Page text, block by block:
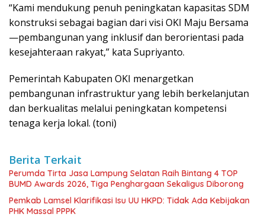
“Kami mendukung penuh peningkatan kapasitas SDM
konstruksi sebagai bagian dari visi OKI Maju Bersama
—pembangunan yang inklusif dan berorientasi pada
kesejahteraan rakyat,” kata Supriyanto.
Pemerintah Kabupaten OKI menargetkan
pembangunan infrastruktur yang lebih berkelanjutan
dan berkualitas melalui peningkatan kompetensi
tenaga kerja lokal. (toni)
Berita Terkait
Perumda Tirta Jasa Lampung Selatan Raih Bintang 4 TOP
BUMD Awards 2026, Tiga Penghargaan Sekaligus Diborong
Pemkab Lamsel Klarifikasi Isu UU HKPD: Tidak Ada Kebijakan
PHK Massal PPPK